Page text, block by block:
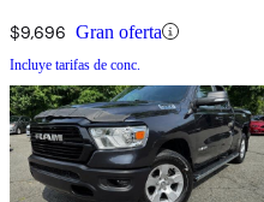
$9,696 Gran oferta
Incluye tarifas de conc.